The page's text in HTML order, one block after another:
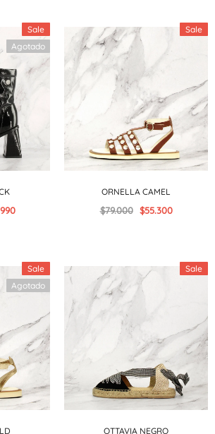
Sale
Agotado
Sale
ORNELLA CAMEL
$79.000 $55.300
Sale
Agotado
Sale
OTTAVIA NEGRO